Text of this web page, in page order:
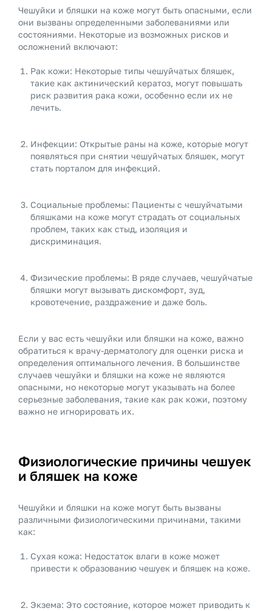
Чешуйки и бляшки на коже могут быть опасными, если
они вызваны определенными заболеваниями или
состояниями. Некоторые из возможных рисков и
осложнений включают:
Рак кожи: Некоторые типы чешуйчатых бляшек,
такие как актинический кератоз, могут повышать
риск развития рака кожи, особенно если их не
лечить.
Инфекции: Открытые раны на коже, которые могут
появляться при снятии чешуйчатых бляшек, могут
стать порталом для инфекций.
Социальные проблемы: Пациенты с чешуйчатыми
бляшками на коже могут страдать от социальных
проблем, таких как стыд, изоляция и
дискриминация.
Физические проблемы: В ряде случаев, чешуйчатые
бляшки могут вызывать дискомфорт, зуд,
кровотечение, раздражение и даже боль.
Если у вас есть чешуйки или бляшки на коже, важно
обратиться к врачу-дерматологу для оценки риска и
определения оптимального лечения. В большинстве
случаев чешуйки и бляшки на коже не являются
опасными, но некоторые могут указывать на более
серьезные заболевания, такие как рак кожи, поэтому
важно не игнорировать их.
Физиологические причины чешуек
и бляшек на коже
Чешуйки и бляшки на коже могут быть вызваны
различными физиологическими причинами, такими
как:
Сухая кожа: Недостаток влаги в коже может
привести к образованию чешуек и бляшек на коже.
Экзема: Это состояние, которое может приводить к